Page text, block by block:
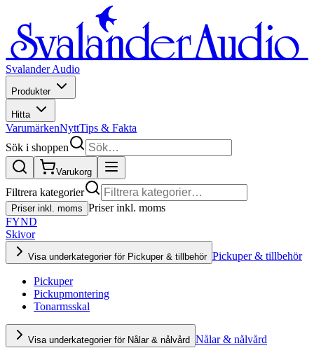
Svalander Audio
Produkter
Hitta
VarumärkenNyttTips & Fakta
Sök i shoppen
Varukorg
Filtrera kategorier
Priser inkl. moms Priser inkl. moms
FYND
Skivor
Visa underkategorier för Pickuper & tillbehör Pickuper & tillbehör
Pickuper
Pickupmontering
Tonarmsskal
Visa underkategorier för Nålar & nålvård Nålar & nålvård